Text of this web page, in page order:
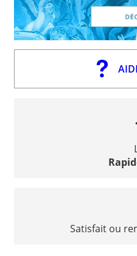
Satisfait ou